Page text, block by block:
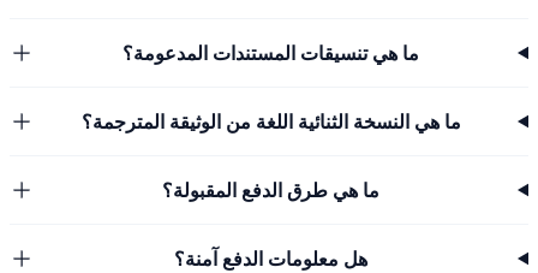
ما هي تنسيقات المستندات المدعومة؟
ما هي النسخة الثنائية اللغة من الوثيقة المترجمة؟
ما هي طرق الدفع المقبولة؟
هل معلومات الدفع آمنة؟